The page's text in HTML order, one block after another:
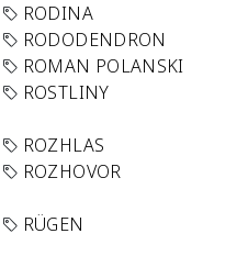
RODINA
RODODENDRON
ROMAN POLANSKI
ROSTLINY
ROZHLAS
ROZHOVOR
RÜGEN